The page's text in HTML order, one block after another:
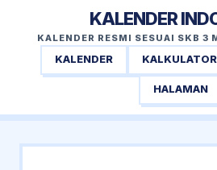
KALENDER
KALENDER RESMI SESUAI SKB 3
KALENDER KALKULATOR
HALAMAN